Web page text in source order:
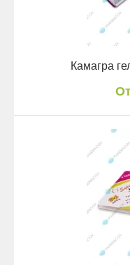
Камагра